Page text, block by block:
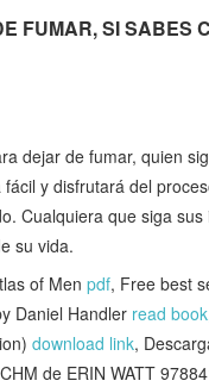
FUMAR, SI SABES
dejar de fumar, quien
y disfrutará del
Cualquiera que siga
su vida.
of Men pdf, Free best
Daniel Handler read book
download link,
de ERIN WATT